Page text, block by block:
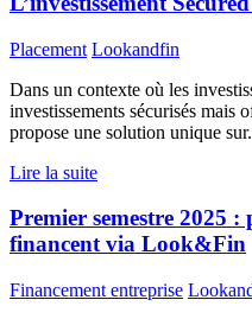
Placement Lookandfin
Dans un contexte où les
investissements sécurisés
propose une solution unique
Lire la suite
Premier semestre 2025 :
financent via Look&Fin
Financement entreprise